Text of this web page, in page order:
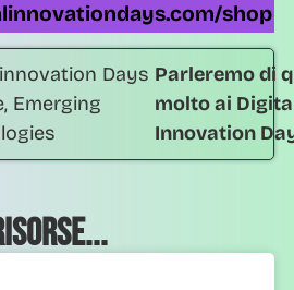
shop
Parleremo di
molto ai
Innovation